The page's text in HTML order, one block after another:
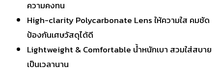
ความคงทน
High-clarity Polycarbonate Lens ให้ความใส คมชัด
ป้องกันเศษวัสดุได้ดี
Lightweight & Comfortable น้ำหนักเบา สวมใส่สบาย
เป็นเวลานาน